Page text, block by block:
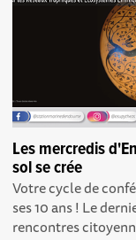
Les mercredis
sol se crée
Votre cycle de
ses 10 ans ! Le
rencontres